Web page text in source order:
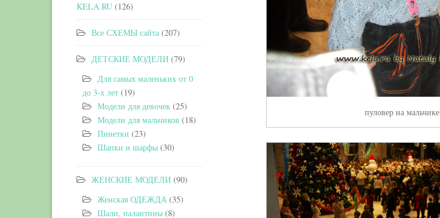
пуловер на мальчике
KELA.RU (126)
Все СХЕМЫ сайта (207)
ДЕТСКИЕ МОДЕЛИ (79)
Для самых маленьких от 0
до 3-х лет (19)
Модели для девочек (25)
Модели для мальчиков (18)
Пинетки (23)
Шапки и шарфы (30)
ЖЕНСКИЕ МОДЕЛИ (90)
Женская ОДЕЖДА (35)
Шали, палантины (8)